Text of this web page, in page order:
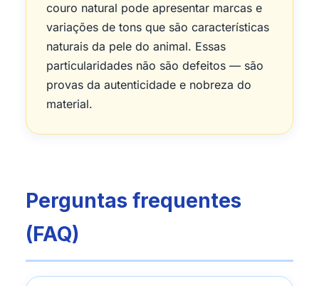
couro natural pode apresentar marcas e
variações de tons que são características
naturais da pele do animal. Essas
particularidades não são defeitos — são
provas da autenticidade e nobreza do
material.
Perguntas frequentes
(FAQ)